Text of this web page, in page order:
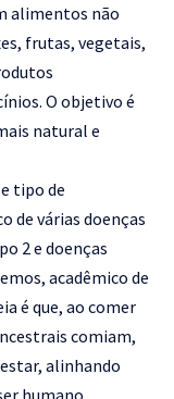
alimentos não
frutas, vegetais,
O objetivo é
natural e
tipo de
de várias doenças
2 e doenças
acadêmico de
é que, ao comer
comiam,
alinhando
humano.